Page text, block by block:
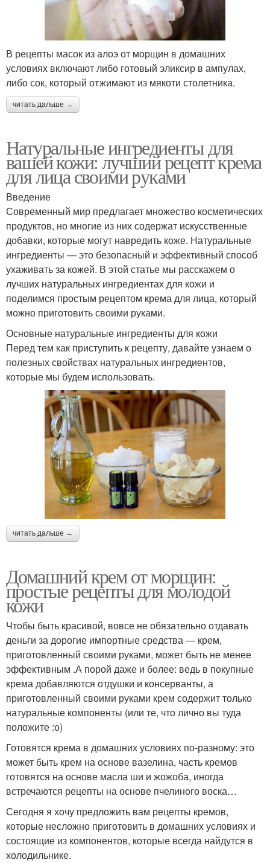
В рецепты масок из алоэ от морщин в домашних
условиях включают либо готовый эликсир в ампулах,
либо сок, который отжимают из мякоти столетника.
читать дальше →
Натуральные ингредиенты для
вашей кожи: лучший рецепт крема
для лица своими руками
Введение
Современный мир предлагает множество косметических
продуктов, но многие из них содержат искусственные
добавки, которые могут навредить коже. Натуральные
ингредиенты — это безопасный и эффективный способ
ухаживать за кожей. В этой статье мы расскажем о
лучших натуральных ингредиентах для кожи и
поделимся простым рецептом крема для лица, который
можно приготовить своими руками.
Основные натуральные ингредиенты для кожи
Перед тем как приступить к рецепту, давайте узнаем о
полезных свойствах натуральных ингредиентов,
которые мы будем использовать.
читать дальше →
Домашний крем от морщин:
простые рецепты для молодой
кожи
Чтобы быть красивой, вовсе не обязательно отдавать
деньги за дорогие импортные средства — крем,
приготовленный своими руками, может быть не менее
эффективным .А порой даже и более: ведь в покупные
крема добавляются отдушки и консерванты, а
приготовленный своими руками крем содержит только
натуральные компоненты (или те, что лично вы туда
положите :о)
Готовятся крема в домашних условиях по-разному: это
может быть крем на основе вазелина, часть кремов
готовятся на основе масла ши и жожоба, иногда
встречаются рецепты на основе пчелиного воска…
Сегодня я хочу предложить вам рецепты кремов,
которые несложно приготовить в домашних условиях и
состоящие из компонентов, которые всегда найдутся в
холодильнике.